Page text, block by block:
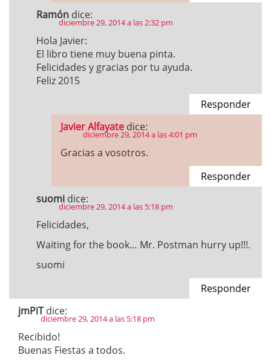
Ramón dice:
diciembre 29, 2014 a las 2:32 pm
Hola Javier:
El libro tiene muy buena pinta.
Felicidades y gracias por tu ayuda.
Feliz 2015
Responder
Javier Alfayate dice:
diciembre 29, 2014 a las 4:01 pm
Gracias a vosotros.
Responder
suomi dice:
diciembre 29, 2014 a las 5:18 pm
Felicidades,
Waiting for the book… Mr. Postman hurry up!!!.
suomi
Responder
jmPiT dice:
diciembre 29, 2014 a las 5:18 pm
Recibido!
Buenas Fiestas a todos.